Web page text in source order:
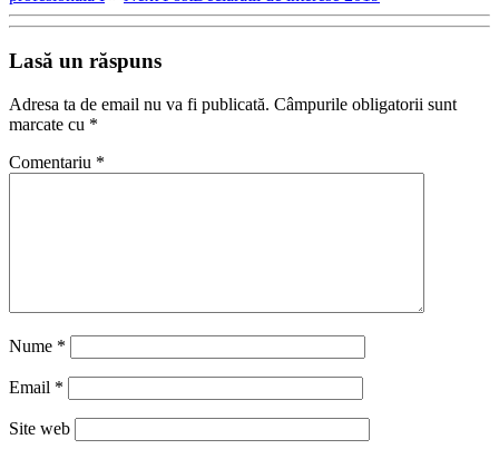
Lasă un răspuns
Adresa ta de email nu va fi publicată. Câmpurile obligatorii sunt
marcate cu *
Comentariu *
Nume *
Email *
Site web